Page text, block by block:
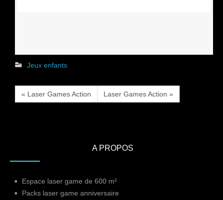
Jeux enfants
« Laser Games Action Laser Games Action »
A PROPOS
Espace laser game de 600 m²
Packs laser game anniversaire